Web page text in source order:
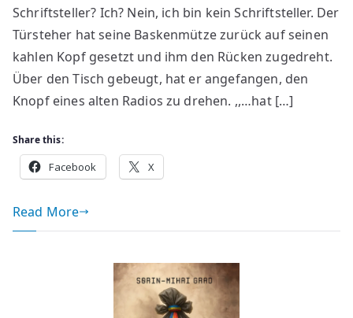
Gewässer
Schriftsteller? Ich? Nein, ich bin kein Schriftsteller. Der
Türsteher hat seine Baskenmütze zurück auf seinen
kahlen Kopf gesetzt und ihm den Rücken zugedreht.
Über den Tisch gebeugt, hat er angefangen, den
Knopf eines alten Radios zu drehen. ,,…hat […]
Share this:
Facebook X
Read More